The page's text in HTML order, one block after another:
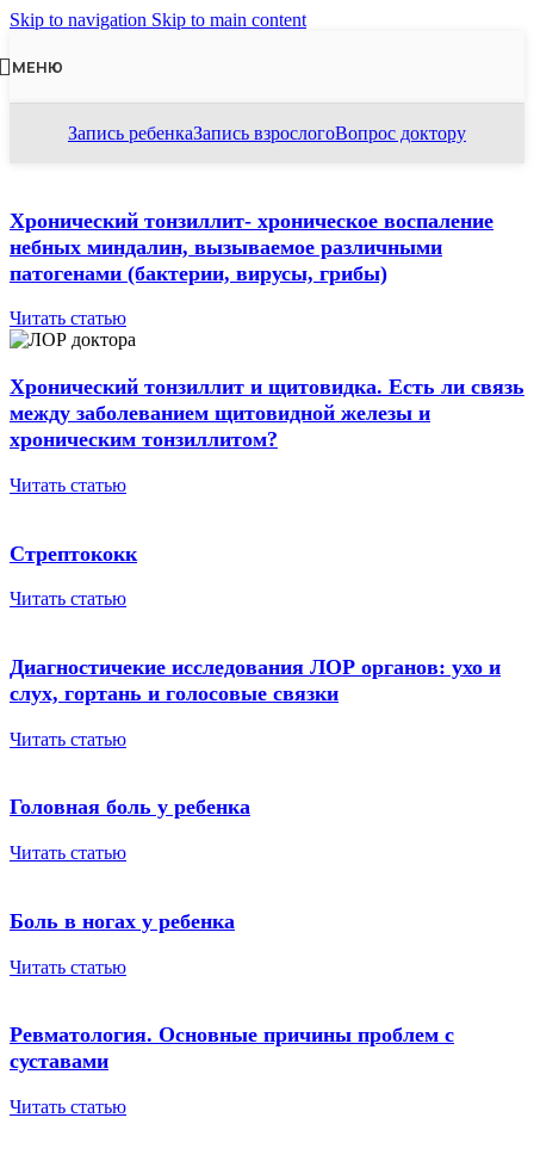
Skip to navigation Skip to main content
МЕНЮ
Запись ребенкаЗапись взрослогоВопрос доктору
Хронический тонзиллит- хроническое воспаление
небных миндалин, вызываемое различными
патогенами (бактерии, вирусы, грибы)
Читать статью
Хронический тонзиллит и щитовидка. Есть ли связь
между заболеванием щитовидной железы и
хроническим тонзиллитом?
Читать статью
Стрептококк
Читать статью
Диагностичекие исследования ЛОР органов: ухо и
слух, гортань и голосовые связки
Читать статью
Головная боль у ребенка
Читать статью
Боль в ногах у ребенка
Читать статью
Ревматология. Основные причины проблем с
суставами
Читать статью